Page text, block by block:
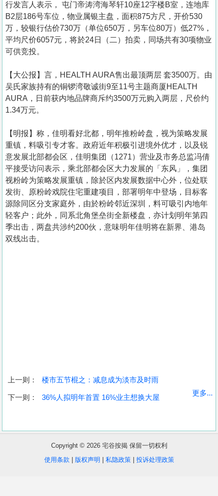
收
盘
行发言人表示， 屯门帝涛湾海琴轩10座12字楼B室，连地库
B2层186号车位，物业属银主盘，面积875方尺，开价530
万，较银行估价730万（单位650万，另车位80万）低27%，
平均尺价6057元，将於24日（二）拍卖，同场共有30项物业
可供竞投。
【大公报】言，HEALTH AURA售出最顶两层 套3500万。由
吴氏家族持有的铜锣湾敬诚街9至11号主题商厦HEALTH
AURA，日前获内地品牌商斥约3500万元购入两层，尺价约
1.34万元。
【明报】称，佳明看好北都，明年推粉岭盘，视为策略发展
重镇，料吸引专才客。政府近年积极引进境外优才，以及锐
意发展北部都会区，佳明集团（1271）营业及市务总监冯倩
平接受访问表示，乘北部都会区大力发展的「东风」，集团
视粉岭为策略发展重镇，除於区内发展数据中心外，位处联
发街、原粉岭戏院住宅重建项目，部署明年中登场，目标客
源除同区分支家庭外，由於粉岭邻近深圳，料可吸引内地年
轻客户；此外，同系北角堡垒街全新楼盘，亦计划明年第四
季出击，两盘共涉约200伙，意味明年佳明将在新界、港岛
双线出击。
上一则： 楼市五节棍之：减息成为淡市及时雨
下一则： 36%人拟明年首置 16%业主想换大屋
更多...
Copyright © 2026 宅谷按揭 保留一切权利
使用条款
版权声明 私隐政策| 投诉处理政策